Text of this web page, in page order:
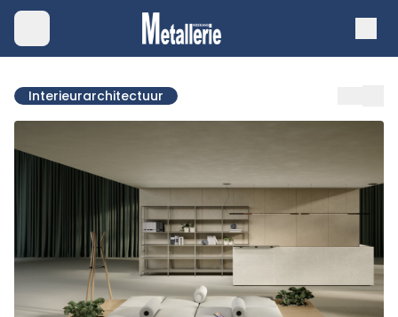
Interieurarchitectuur